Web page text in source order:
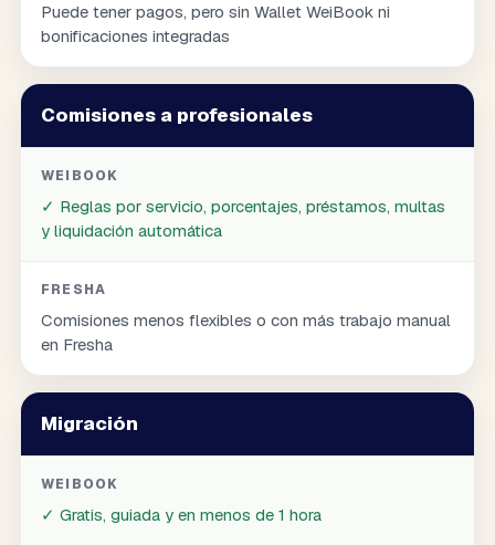
Puede tener pagos, pero sin Wallet WeiBook ni
bonificaciones integradas
Comisiones a profesionales
WEIBOOK
✓ Reglas por servicio, porcentajes, préstamos, multas
y liquidación automática
FRESHA
Comisiones menos flexibles o con más trabajo manual
en Fresha
Migración
WEIBOOK
✓ Gratis, guiada y en menos de 1 hora